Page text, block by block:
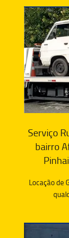
Serviço
bairro
Locação de